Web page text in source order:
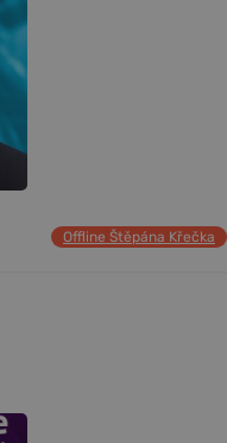
Offline Štěpána Křečka